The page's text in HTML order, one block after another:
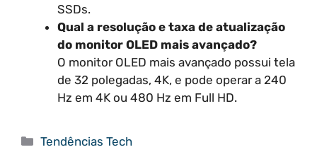
SSDs.
Qual a resolução e taxa de atualização
do monitor OLED mais avançado?
O monitor OLED mais avançado possui tela
de 32 polegadas, 4K, e pode operar a 240
Hz em 4K ou 480 Hz em Full HD.
Categorias
Tendências Tech